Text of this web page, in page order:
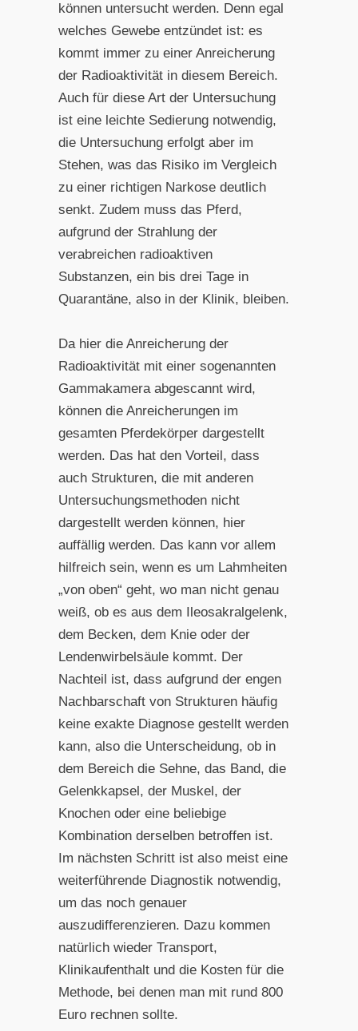
können untersucht werden. Denn egal
welches Gewebe entzündet ist: es
kommt immer zu einer Anreicherung
der Radioaktivität in diesem Bereich.
Auch für diese Art der Untersuchung
ist eine leichte Sedierung notwendig,
die Untersuchung erfolgt aber im
Stehen, was das Risiko im Vergleich
zu einer richtigen Narkose deutlich
senkt. Zudem muss das Pferd,
aufgrund der Strahlung der
verabreichen radioaktiven
Substanzen, ein bis drei Tage in
Quarantäne, also in der Klinik, bleiben.
Da hier die Anreicherung der
Radioaktivität mit einer sogenannten
Gammakamera abgescannt wird,
können die Anreicherungen im
gesamten Pferdekörper dargestellt
werden. Das hat den Vorteil, dass
auch Strukturen, die mit anderen
Untersuchungsmethoden nicht
dargestellt werden können, hier
auffällig werden. Das kann vor allem
hilfreich sein, wenn es um Lahmheiten
„von oben“ geht, wo man nicht genau
weiß, ob es aus dem Ileosakralgelenk,
dem Becken, dem Knie oder der
Lendenwirbelsäule kommt. Der
Nachteil ist, dass aufgrund der engen
Nachbarschaft von Strukturen häufig
keine exakte Diagnose gestellt werden
kann, also die Unterscheidung, ob in
dem Bereich die Sehne, das Band, die
Gelenkkapsel, der Muskel, der
Knochen oder eine beliebige
Kombination derselben betroffen ist.
Im nächsten Schritt ist also meist eine
weiterführende Diagnostik notwendig,
um das noch genauer
auszudifferenzieren. Dazu kommen
natürlich wieder Transport,
Klinikaufenthalt und die Kosten für die
Methode, bei denen man mit rund 800
Euro rechnen sollte.